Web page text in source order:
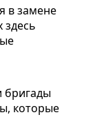
в замене
здесь
бригады
которые